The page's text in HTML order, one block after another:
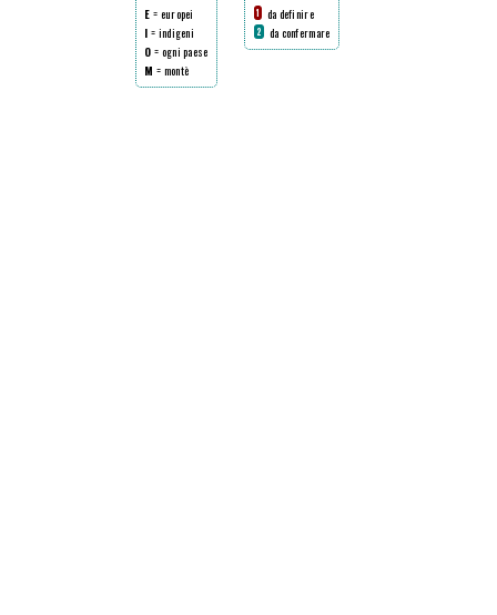
E = europei
I = indigeni
O = ogni paese
M = montè
1 da definire
2 da confermare